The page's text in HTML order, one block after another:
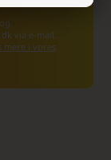
via e-mail.
mere i vores